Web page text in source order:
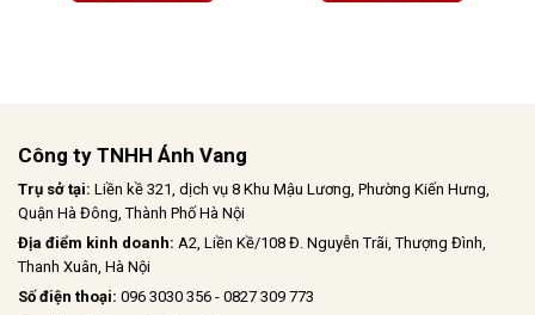
Công ty TNHH Ánh Vang
Trụ sở tại: Liền kề 321, dịch vụ 8 Khu Mậu Lương, Phường Kiến Hưng,
Quận Hà Đông, Thành Phố Hà Nội
Địa điểm kinh doanh: A2, Liền Kề/108 Đ. Nguyễn Trãi, Thượng Đình,
Thanh Xuân, Hà Nội
Số điện thoại: 096 3030 356 - 0827 309 773